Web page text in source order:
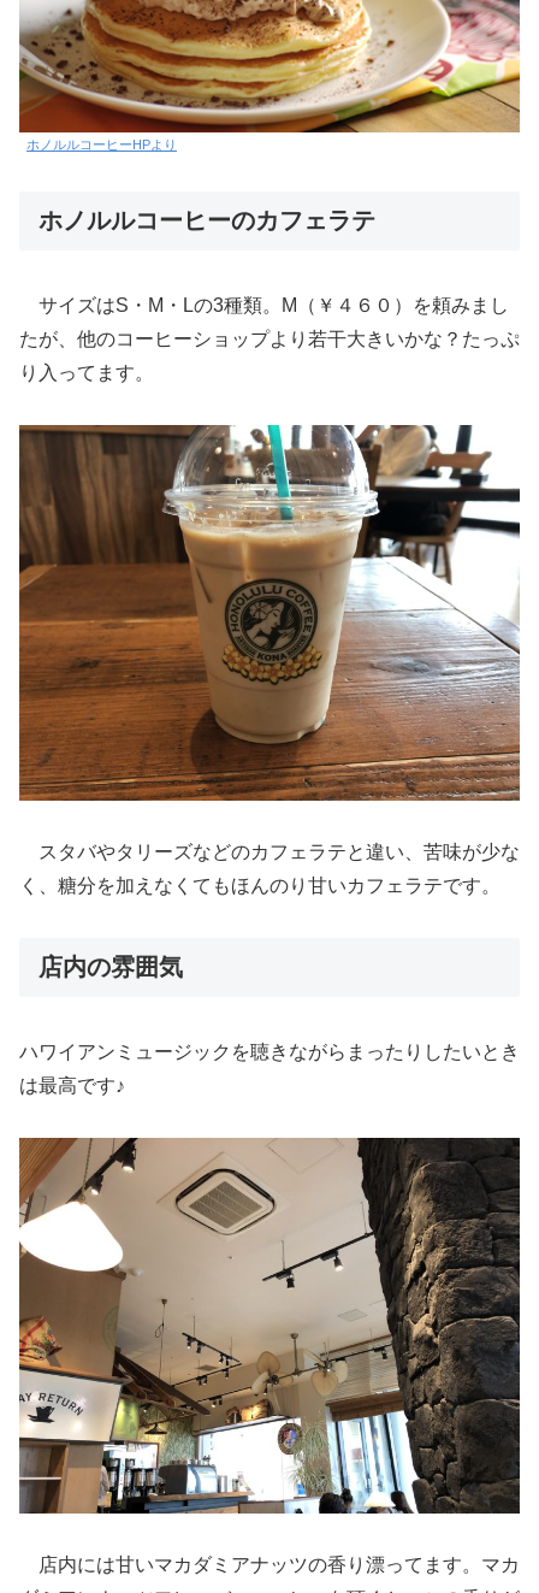
ホノルルコーヒーHPより
ホノルルコーヒーのカフェラテ
サイズはS・M・Lの3種類。M（￥４６０）を頼みまし
たが、他のコーヒーショップより若干大きいかな？たっぷ
り入ってます。
スタバやタリーズなどのカフェラテと違い、苦味が少な
く、糖分を加えなくてもほんのり甘いカフェラテです。
店内の雰囲気
ハワイアンミュージックを聴きながらまったりしたいとき
は最高です♪
店内には甘いマカダミアナッツの香り漂ってます。マカ